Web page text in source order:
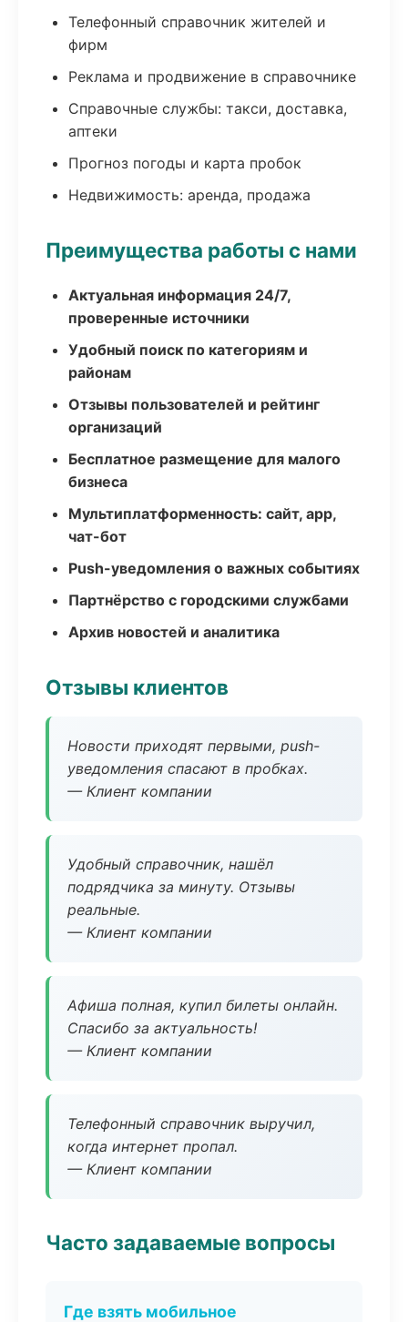
Телефонный справочник жителей и
фирм
Реклама и продвижение в справочнике
Справочные службы: такси, доставка,
аптеки
Прогноз погоды и карта пробок
Недвижимость: аренда, продажа
Преимущества работы с нами
Актуальная информация 24/7,
проверенные источники
Удобный поиск по категориям и
районам
Отзывы пользователей и рейтинг
организаций
Бесплатное размещение для малого
бизнеса
Мультиплатформенность: сайт, app,
чат-бот
Push-уведомления о важных событиях
Партнёрство с городскими службами
Архив новостей и аналитика
Отзывы клиентов
Новости приходят первыми, push-
уведомления спасают в пробках.
— Клиент компании
Удобный справочник, нашёл
подрядчика за минуту. Отзывы
реальные.
— Клиент компании
Афиша полная, купил билеты онлайн.
Спасибо за актуальность!
— Клиент компании
Телефонный справочник выручил,
когда интернет пропал.
— Клиент компании
Часто задаваемые вопросы
Где взять мобильное